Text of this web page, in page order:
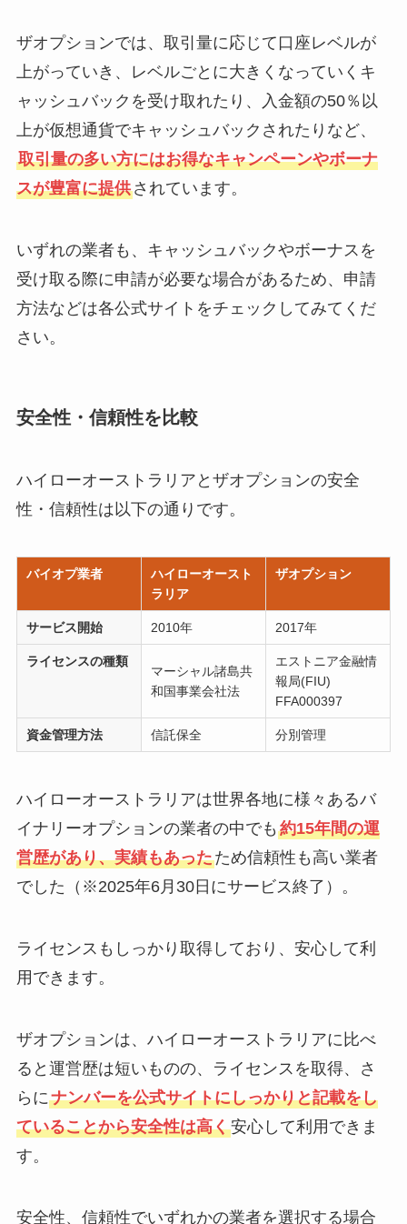
ザオプションでは、取引量に応じて口座レベルが
上がっていき、レベルごとに大きくなっていくキ
ャッシュバックを受け取れたり、入金額の50％以
上が仮想通貨でキャッシュバックされたりなど、
取引量の多い方にはお得なキャンペーンやボーナ
スが豊富に提供されています。
いずれの業者も、キャッシュバックやボーナスを
受け取る際に申請が必要な場合があるため、申請
方法などは各公式サイトをチェックしてみてくだ
さい。
安全性・信頼性を比較
ハイローオーストラリアとザオプションの安全
性・信頼性は以下の通りです。
バイオプ業者
ハイローオースト
ラリア
ザオプション
サービス開始 2010年 2017年
ライセンスの種類
マーシャル諸島共
和国事業会社法
エストニア金融情
報局(FIU)
FFA000397
資金管理方法 信託保全 分別管理
ハイローオーストラリアは世界各地に様々あるバ
イナリーオプションの業者の中でも 約15年間の運
営歴があり、実績もあったため信頼性も高い業者
でした（※2025年6月30日にサービス終了）。
ライセンスもしっかり取得しており、安心して利
用できます。
ザオプションは、ハイローオーストラリアに比べ
ると運営歴は短いものの、ライセンスを取得、さ
らにナンバーを公式サイトにしっかりと記載をし
ていることから安全性は高く安心して利用できま
す。
安全性、信頼性でいずれかの業者を選択する場合